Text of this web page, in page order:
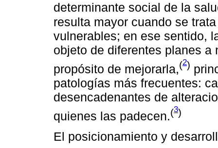
determinante social de la
resulta mayor cuando se
vulnerables; en ese sentido,
objeto de diferentes planes
propósito de mejorarla,(2)
patologías más frecuentes:
desencadenantes de
quienes las padecen.(3)
El posicionamiento y